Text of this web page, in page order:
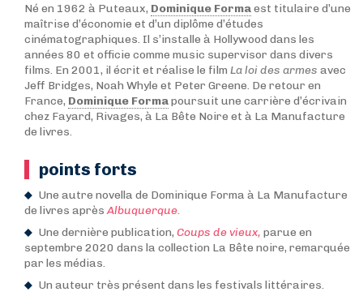
Né en 1962 à Puteaux, Dominique Formaest titulaire d’une
maîtrise d’économie et d’un diplôme d’études
cinématographiques. Il s’installe à Hollywood dans les
années 80 et officie comme music supervisor dans divers
films. En 2001, il écrit et réalise le film La loi des armes avec
Jeff Bridges, Noah Whyle et Peter Greene. De retour en
France, Dominique Formapoursuit une carrière d’écrivain
chez Fayard, Rivages, à La Bête Noire et à La Manufacture
de livres.
points forts
Une autre novella de Dominique Forma à La Manufacture
de livres aprèsAlbuquerque.
Une dernière publication, Coups de vieux, parue en
septembre 2020 dans la collection La Bête noire, remarquée
par les médias.
Un auteur très présent dans les festivals littéraires.